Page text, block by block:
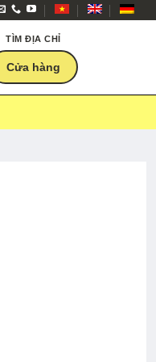
TÌM ĐỊA CHỈ
Cửa hàng